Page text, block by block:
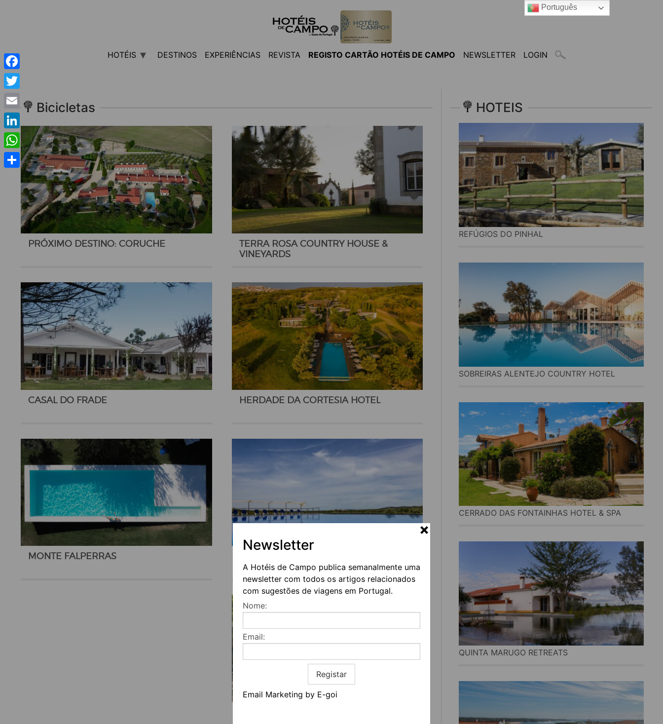
Newsletter
A Hotéis de Campo publica semanalmente uma
newsletter com todos os artigos relacionados
com sugestões de viagens em Portugal.
Nome:
Email:
Registar
Email Marketing by E-goi
HOTÉIS DESTINOS EXPERIÊNCIAS REVISTA REGISTO CARTÃO HOTÉIS DE CAMPO NEWSLETTER LOGIN
Bicicletas
PRÓXIMO DESTINO: CORUCHE
TERRA ROSA COUNTRY HOUSE &
VINEYARDS
CASAL DO FRADE HERDADE DA CORTESIA HOTEL
MONTE FALPERRAS
HOTEIS
REFÚGIOS DO PINHAL
SOBREIRAS ALENTEJO COUNTRY HOTEL
CERRADO DAS FONTAINHAS HOTEL & SPA
QUINTA MARUGO RETREATS
Facebook
Twitter
Email
LinkedIn
WhatsApp
Share
Português